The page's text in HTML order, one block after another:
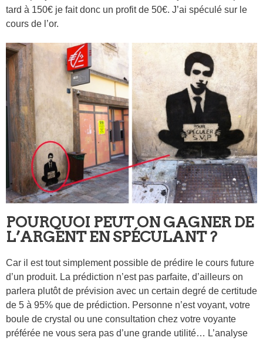
tard à 150€ je fait donc un profit de 50€. J’ai spéculé sur le
cours de l’or.
POURQUOI PEUT ON GAGNER DE
L’ARGENT EN SPÉCULANT ?
Car il est tout simplement possible de prédire le cours future
d’un produit. La prédiction n’est pas parfaite, d’ailleurs on
parlera plutôt de prévision avec un certain degré de certitude
de 5 à 95% que de prédiction. Personne n’est voyant, votre
boule de crystal ou une consultation chez votre voyante
préférée ne vous sera pas d’une grande utilité… L’analyse